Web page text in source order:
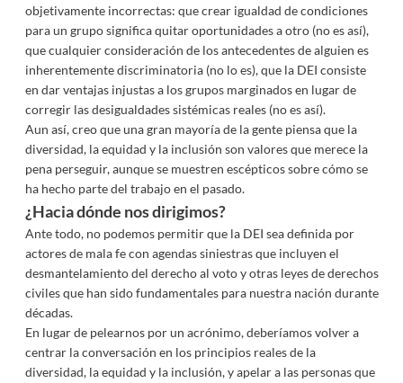
objetivamente incorrectas: que crear igualdad de condiciones
para un grupo significa quitar oportunidades a otro (no es así),
que cualquier consideración de los antecedentes de alguien es
inherentemente discriminatoria (no lo es), que la DEI consiste
en dar ventajas injustas a los grupos marginados en lugar de
corregir las desigualdades sistémicas reales (no es así).
Aun así, creo que una gran mayoría de la gente piensa que la
diversidad, la equidad y la inclusión son valores que merece la
pena perseguir, aunque se muestren escépticos sobre cómo se
ha hecho parte del trabajo en el pasado.
¿Hacia dónde nos dirigimos?
Ante todo, no podemos permitir que la DEI sea definida por
actores de mala fe con agendas siniestras que incluyen el
desmantelamiento del derecho al voto y otras leyes de derechos
civiles que han sido fundamentales para nuestra nación durante
décadas.
En lugar de pelearnos por un acrónimo, deberíamos volver a
centrar la conversación en los principios reales de la
diversidad, la equidad y la inclusión, y apelar a las personas que